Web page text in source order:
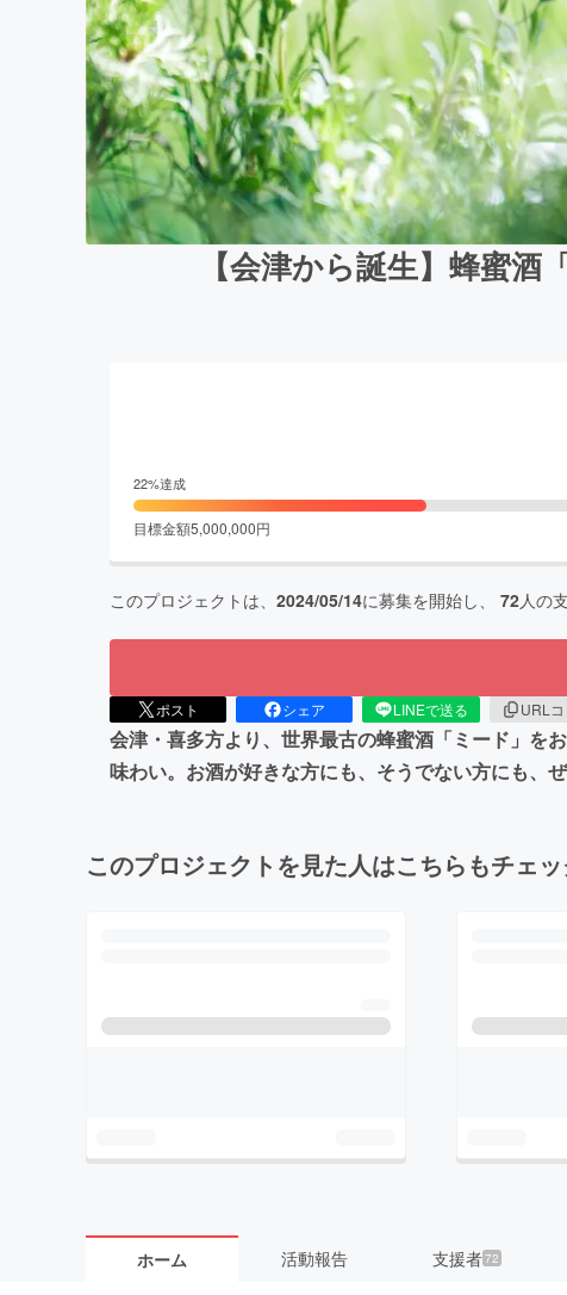
【会津から誕生】蜂蜜
22%達成
目標金額5,000,000円
このプロジェクトは、 2024/05/14に募集を開始し、 72人の
ポスト シェア LINEで送る URL
会津・喜多方より、世界最古の蜂蜜酒「ミード」を
味わい。お酒が好きな方にも、そうでない方にも、
このプロジェクトを見た人はこちらもチェ
ホーム 活動報告 支援者72